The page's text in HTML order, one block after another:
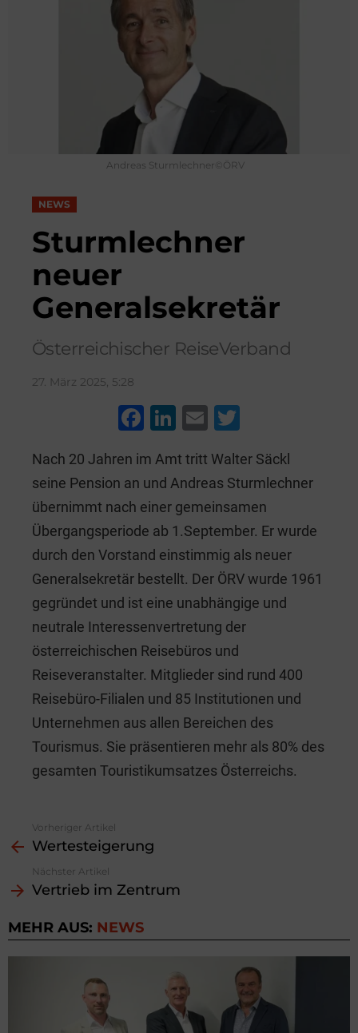
Andreas Sturmlechner©ÖRV
NEWS
Sturmlechner
neuer
Generalsekretär
Österreichischer ReiseVerband
27. März 2025, 5:28
F
c
e
b
o
o
k
Li
k
e
dI
n
E
ai
l
tt
er
Nach 20 Jahren im Amt tritt Walter Säckl
seine Pension an und Andreas Sturmlechner
übernimmt nach einer gemeinsamen
Übergangsperiode ab 1.September. Er wurde
durch den Vorstand einstimmig als neuer
Generalsekretär bestellt. Der ÖRV wurde 1961
gegründet und ist eine unabhängige und
neutrale Interessenvertretung der
österreichischen Reisebüros und
Reiseveranstalter. Mitglieder sind rund 400
Reisebüro-Filialen und 85 Institutionen und
Unternehmen aus allen Bereichen des
Tourismus. Sie präsentieren mehr als 80% des
gesamten Touristikumsatzes Österreichs.
more
Vorheriger Artikel
Wertesteigerung
Nächster Artikel
Vertrieb im Zentrum
MEHR AUS: NEWS